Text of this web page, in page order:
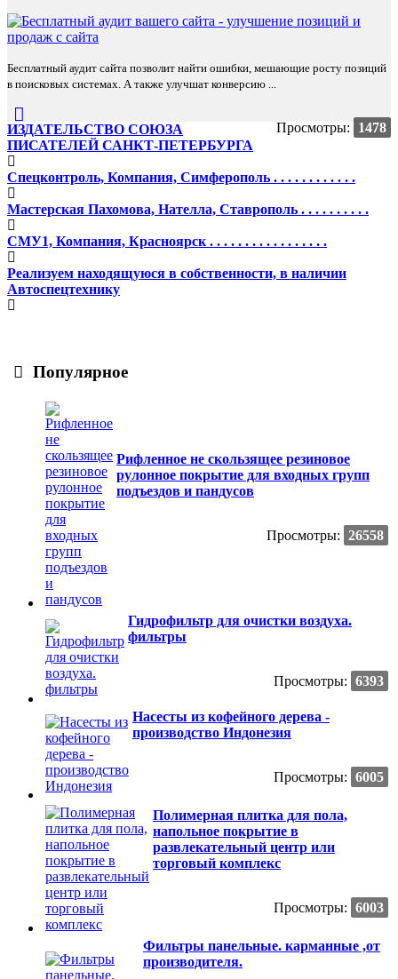
Бесплатный аудит сайта позволит найти ошибки, мешающие росту позиций
в поисковых системах. А также улучшат конверсию ...
Просмотры: 1478
ИЗДАТЕЛЬСТВО СОЮЗА
ПИСАТЕЛЕЙ САНКТ-ПЕТЕРБУРГА
Спецконтроль, Компания, Симферополь . . . . . . . . . . . .
Мастерская Пахомова, Нателла, Ставрополь . . . . . . . . . .
СМУ1, Компания, Красноярск . . . . . . . . . . . . . . . . .
Реализуем находящуюся в собственности, в наличии
Автоспецтехнику
Популярное
Рифленное не скользящее резиновое
рулонное покрытие для входных групп
подъездов и пандусов
Просмотры: 26558
Гидрофильтр для очистки воздуха.
фильтры
Просмотры: 6393
Насесты из кофейного дерева -
производство Индонезия
Просмотры: 6005
Полимерная плитка для пола,
напольное покрытие в
развлекательный центр или
торговый комплекс
Просмотры: 6003
Фильтры панельные. карманные ,от
производителя.